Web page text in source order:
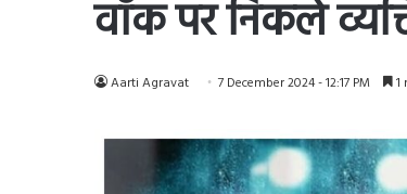
वॉक पर निकले
Aarti Agravat 7 December 2024 - 12:17 PM 1